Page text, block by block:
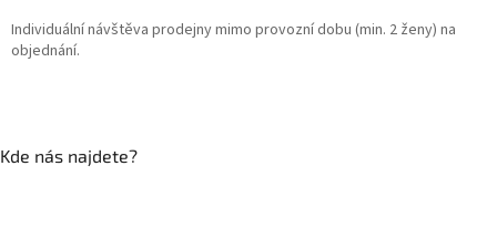
Individuální návštěva prodejny mimo provozní dobu (min. 2 ženy) na
objednání.
Kde nás najdete?